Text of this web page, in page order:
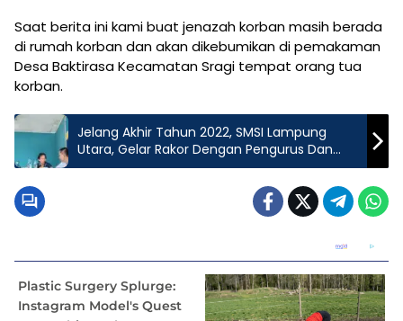
Saat berita ini kami buat jenazah korban masih berada
di rumah korban dan akan dikebumikan di pemakaman
Desa Baktirasa Kecamatan Sragi tempat orang tua
korban.
Jelang Akhir Tahun 2022, SMSI Lampung
Utara, Gelar Rakor Dengan Pengurus Dan
Anggota